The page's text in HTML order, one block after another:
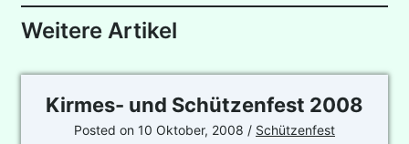
Weitere Artikel
Kirmes- und Schützenfest 2008
Posted on 10 Oktober, 2008 / Schützenfest